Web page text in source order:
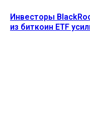
Инвесторы
из биткоин ETF